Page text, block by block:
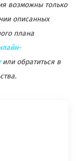
возможны только
описанных
плана
или обратиться в